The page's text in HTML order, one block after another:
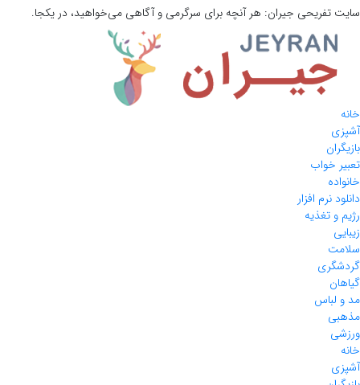
سایت تفریحی جیران: هر آنچه برای سرگرمی و آگاهی می‌خواهید، در یکجا.
خانه
آشپزی
بازیگران
تعبیر خواب
خانواده
دانلود نرم افزار
رژیم و تغذیه
زیبایی
سلامت
گردشگری
گیاهان
مد و لباس
مذهبی
ورزشی
خانه
آشپزی